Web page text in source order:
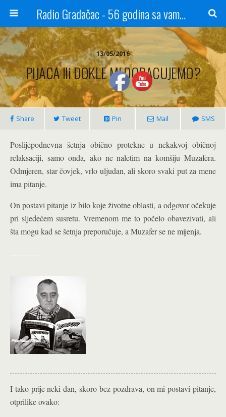
Radio Gradačac - 56 godina sa vama...
13/05/2016
PIJACA Ili DOKLE MI DOBACUJEMO?
Share Tweet Pin Mail SMS
Poslijepodnevna šetnja obično protekne u nekakvoj običnoj
relaksaciji, samo onda, ako ne naletim na komšiju Muzafera.
Odmjeren, star čovjek, vrlo uljudan, ali skoro svaki put za mene
ima pitanje.
On postavi pitanje iz bilo koje životne oblasti, a odgovor očekuje
pri sljedećem susretu. Vremenom me to počelo obavezivati, ali
šta mogu kad se šetnja preporučuje, a Muzafer se ne mijenja.
I tako prije neki dan, skoro bez pozdrava, on mi postavi pitanje,
otprilike ovako: